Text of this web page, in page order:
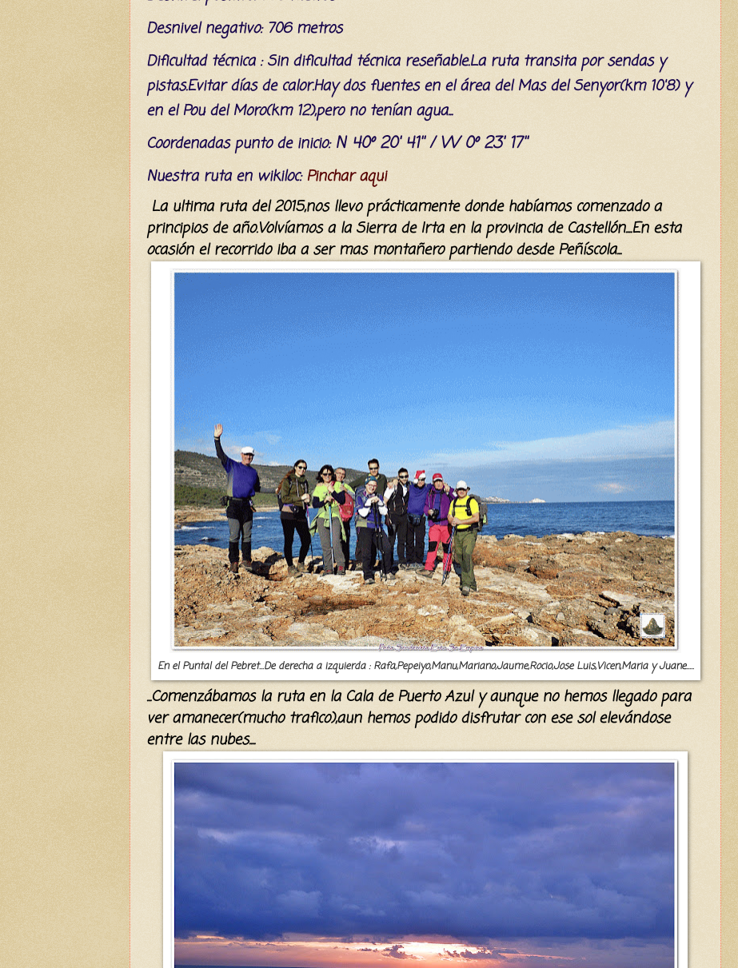
Desnivel negativo: 706 metros
Dificultad técnica: Sin dificultad técnica reseñable.La ruta transita por sendas y
pistas.Evitardíasde calor.Hay dos fuentes en eláreadel Mas del Senyor(km 10'8) y
en el Pou del Moro(km 12),pero no teníanagua...
Coordenadas punto de inicio: N 40º 20' 41'' / W 0º 23' 17''
Nuestra ruta en wikiloc: Pinchar aqui
La ultima ruta del 2015,nos llevoprácticamente donde habíamos comenzadoa
principios de año.Volvíamosa la Sierra de Irta en la provincia de Castellón....En esta
ocasiónelrecorrido iba a ser mas montañeropartiendo desde Peñíscola...
En el Puntal del Pebret...De derecha a izquierda : Rafa,Pepeiyo,Manu,Mariano,Jaume,Rocio,Jose Luis,Vicen,Maria y Juane.....
...Comenzábamosla ruta en la Calade Puerto Azul y aunque no hemos llegado para
ver amanecer(mucho trafico),aun hemos podido disfrutar con ese solelevándose
entre las nubes....